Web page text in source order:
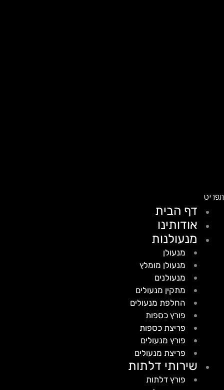
דף הבית
אודותינו
מנעולנות
מנעולן
מנעולן מומלץ
מנעולנים
מתקין מנעולים
החלפת מנעולים
פורץ כספות
פריצת כספות
פורץ מנעולים
פריצת מנעולים
שירותי דלתות
פורץ דלתות